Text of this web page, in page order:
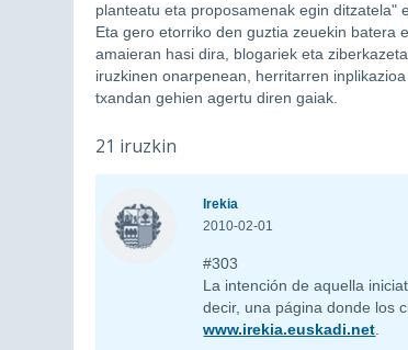
planteatu eta proposamenak egin ditzatela"
Eta gero etorriko den guztia zeuekin batera
amaieran hasi dira, blogariek eta
iruzkinen onarpenean, herritarren
txandan gehien agertu diren gaiak.
21 iruzkin
Irekia
2010-02-01
#303
La intención de aquella
decir, una página donde los
www.irekia.euskadi.net